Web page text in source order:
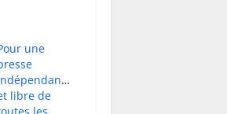
une
libre de